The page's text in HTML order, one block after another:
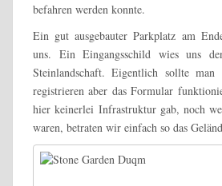
befahren werden konnte.
Ein gut ausgebauter Parkplatz am
uns. Ein Eingangsschild wies uns
Steinlandschaft. Eigentlich sollte
registrieren aber das Formular
hier keinerlei Infrastruktur gab, noch
waren, betraten wir einfach so das